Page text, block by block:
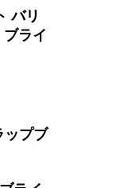
バリ
ライ
ップブ